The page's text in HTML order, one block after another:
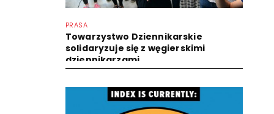
PRASA
Towarzystwo Dziennikarskie
solidaryzuje się z węgierskimi
dziennikarzami